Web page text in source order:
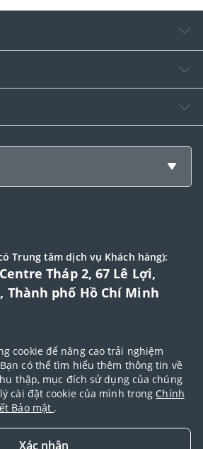
Trung tâm dịch vụ Khách hàng):
Tháp 2, 67 Lê Lợi,
Thành phố Hồ Chí Minh
khoản sử dụng |Cam kết bảo mật|Chính
|Chính sách cookie |Quy tắc đạo đức|
dụng dịch vụ thanh toán trực tuyến
cookie để nâng cao trải nghiệm
có thể tìm hiểu thêm thông tin về
thập, mục đích sử dụng của chúng
cài đặt cookie của mình trong Chính
Bảo mật .
Xác nhận